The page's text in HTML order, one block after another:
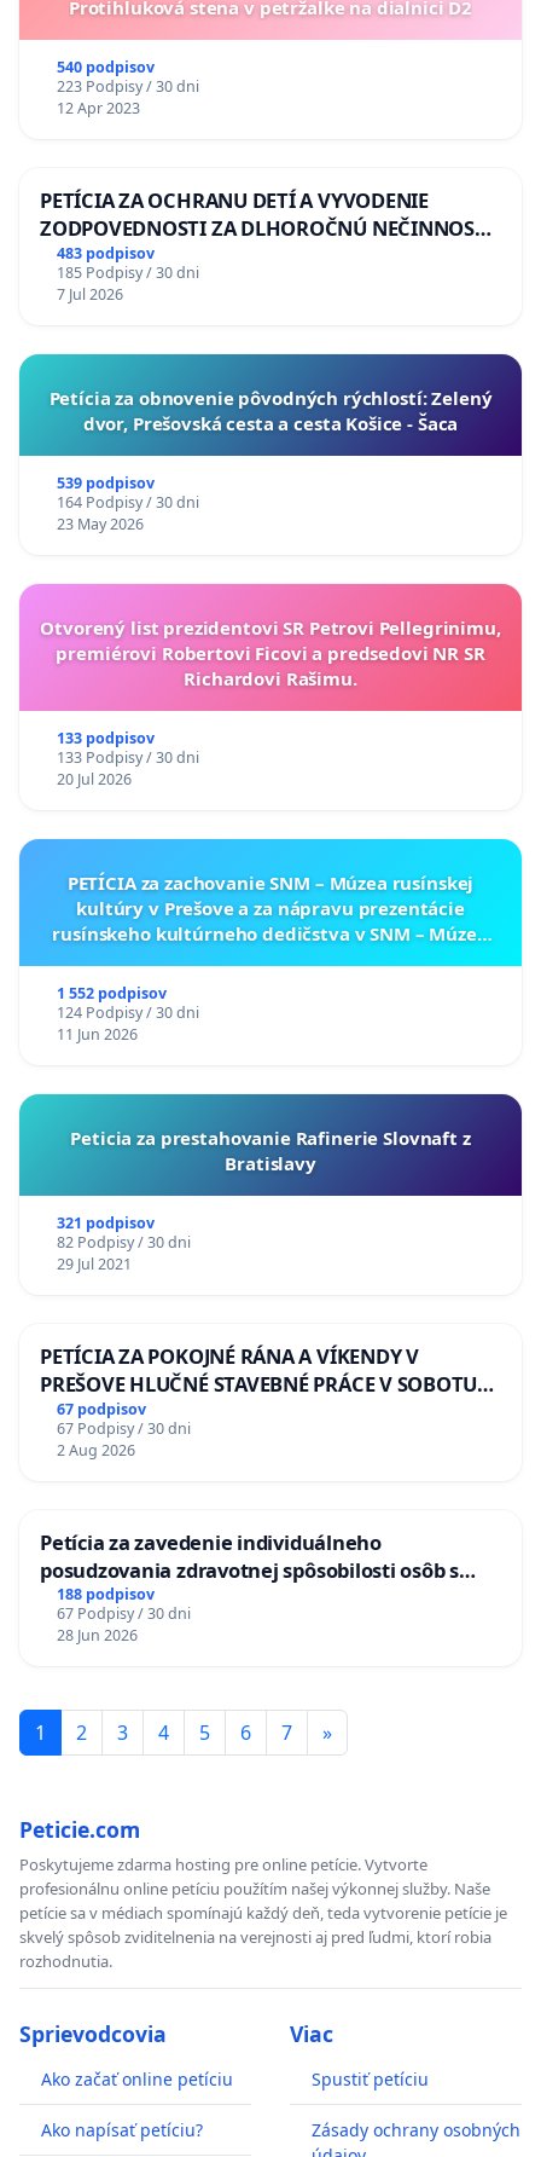
Protihluková stena v petržalke na dialnici D2
540 podpisov
223 Podpisy / 30 dni
12 Apr 2023
PETÍCIA ZA OCHRANU DETÍ A VYVODENIE
ZODPOVEDNOSTI ZA DLHOROČNÚ NEČINNOSŤ
A ZLYHANIE ŠTÁTU
483 podpisov
185 Podpisy / 30 dni
7 Jul 2026
​Petícia za obnovenie pôvodných rýchlostí: Zelený
dvor, Prešovská cesta a cesta Košice - Šaca
539 podpisov
164 Podpisy / 30 dni
23 May 2026
Otvorený list prezidentovi SR Petrovi Pellegrinimu,
premiérovi Robertovi Ficovi a predsedovi NR SR
Richardovi Rašimu.
133 podpisov
133 Podpisy / 30 dni
20 Jul 2026
PETÍCIA za zachovanie SNM – Múzea rusínskej
kultúry v Prešove a za nápravu prezentácie
rusínskeho kultúrneho dedičstva v SNM – Múzeu
1 552 podpisov
124 Podpisy / 30 dni
11 Jun 2026
Peticia za prestahovanie Rafinerie Slovnaft z
Bratislavy
321 podpisov
82 Podpisy / 30 dni
29 Jul 2021
PETÍCIA ZA POKOJNÉ RÁNA A VÍKENDY V
PREŠOVE HLUČNÉ STAVEBNÉ PRÁCE V SOBOTU
LEN OD 9.00 DO 13.00 HOD., CEZ PRACOVNÝ
TÝŽDEŇ CIEĽ 8.00 – 18.00 HOD. A PRAVIDELNÁ
KONTROLA STAVBY C-AREA NA
67 podpisov
67 Podpisy / 30 dni
2 Aug 2026
Petícia za zavedenie individuálneho
posudzovania zdravotnej spôsobilosti osôb s
diabetom 1. a 2. typu pri prijímaní do
Policajného zboru SR
188 podpisov
67 Podpisy / 30 dni
28 Jun 2026
1 2 3 4 5 6 7 »
Peticie.com
Poskytujeme zdarma hosting pre online petície. Vytvorte
profesionálnu online petíciu použítím našej výkonnej služby. Naše
petície sa v médiach spomínajú každý deň, teda vytvorenie petície je
skvelý spôsob zviditelnenia na verejnosti aj pred ľudmi, ktorí robia
rozhodnutia.
Sprievodcovia
Ako začať online petíciu
Ako napísať petíciu?
Viac
Spustiť petíciu
Zásady ochrany osobných